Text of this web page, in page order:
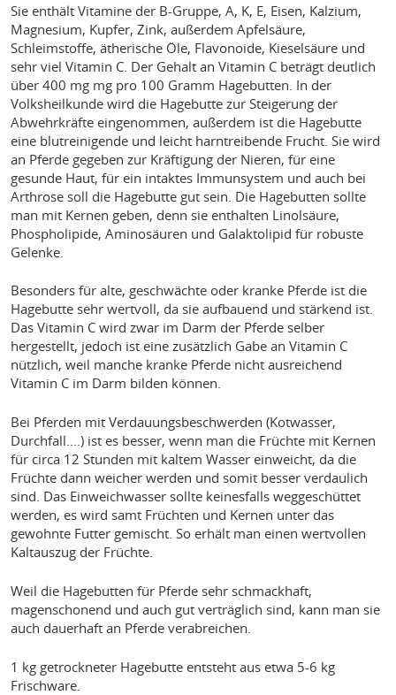
Sie enthält Vitamine der B-Gruppe, A, K, E, Eisen, Kalzium,
Magnesium, Kupfer, Zink, außerdem Apfelsäure,
Schleimstoffe, ätherische Öle, Flavonoide, Kieselsäure und
sehr viel Vitamin C. Der Gehalt an Vitamin C beträgt deutlich
über 400 mg mg pro 100 Gramm Hagebutten. In der
Volksheilkunde wird die Hagebutte zur Steigerung der
Abwehrkräfte eingenommen, außerdem ist die Hagebutte
eine blutreinigende und leicht harntreibende Frucht. Sie wird
an Pferde gegeben zur Kräftigung der Nieren, für eine
gesunde Haut, für ein intaktes Immunsystem und auch bei
Arthrose soll die Hagebutte gut sein. Die Hagebutten sollte
man mit Kernen geben, denn sie enthalten Linolsäure,
Phospholipide, Aminosäuren und Galaktolipid für robuste
Gelenke.
Besonders für alte, geschwächte oder kranke Pferde ist die
Hagebutte sehr wertvoll, da sie aufbauend und stärkend ist.
Das Vitamin C wird zwar im Darm der Pferde selber
hergestellt, jedoch ist eine zusätzlich Gabe an Vitamin C
nützlich, weil manche kranke Pferde nicht ausreichend
Vitamin C im Darm bilden können.
Bei Pferden mit Verdauungsbeschwerden (Kotwasser,
Durchfall....) ist es besser, wenn man die Früchte mit Kernen
für circa 12 Stunden mit kaltem Wasser einweicht, da die
Früchte dann weicher werden und somit besser verdaulich
sind. Das Einweichwasser sollte keinesfalls weggeschüttet
werden, es wird samt Früchten und Kernen unter das
gewohnte Futter gemischt. So erhält man einen wertvollen
Kaltauszug der Früchte.
Weil die Hagebutten für Pferde sehr schmackhaft,
magenschonend und auch gut verträglich sind, kann man sie
auch dauerhaft an Pferde verabreichen.
1 kg getrockneter Hagebutte entsteht aus etwa 5-6 kg
Frischware.